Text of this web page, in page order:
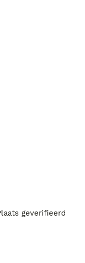
geverifieerd